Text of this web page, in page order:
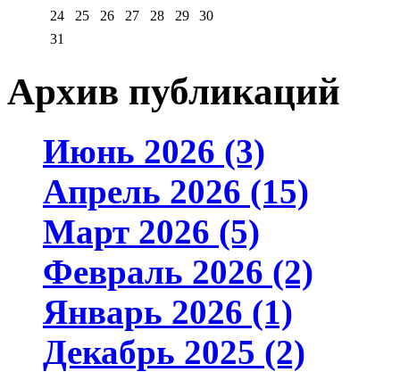
24 25 26 27 28 29
30
31
Архив публикаций
Июнь 2026 (3)
Апрель 2026 (15)
Март 2026 (5)
Февраль 2026 (2)
Январь 2026 (1)
Декабрь 2025 (2)